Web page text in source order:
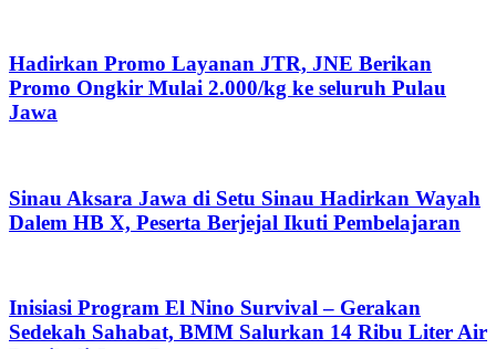
Hadirkan Promo Layanan JTR, JNE Berikan
Promo Ongkir Mulai 2.000/kg ke seluruh Pulau
Jawa
Sinau Aksara Jawa di Setu Sinau Hadirkan Wayah
Dalem HB X, Peserta Berjejal Ikuti Pembelajaran
Inisiasi Program El Nino Survival – Gerakan
Sedekah Sahabat, BMM Salurkan 14 Ribu Liter Air